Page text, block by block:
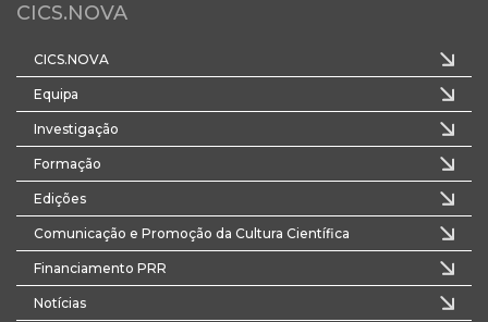
CICS.NOVA
CICS.NOVA
Equipa
Investigação
Formação
Edições
Comunicação e Promoção da Cultura Científica
Financiamento PRR
Notícias